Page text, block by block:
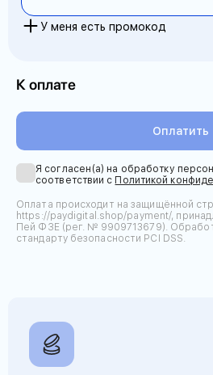
У меня есть промокод
К оплате
Оплатить
Я согласен(а) на обработку
соответствии с Политикой
Оплата происходит на защищённой
https://paydigital.shop/payment/,
Пей ФЗЕ (рег. № 9909713679).
стандарту безопасности PCI DSS.